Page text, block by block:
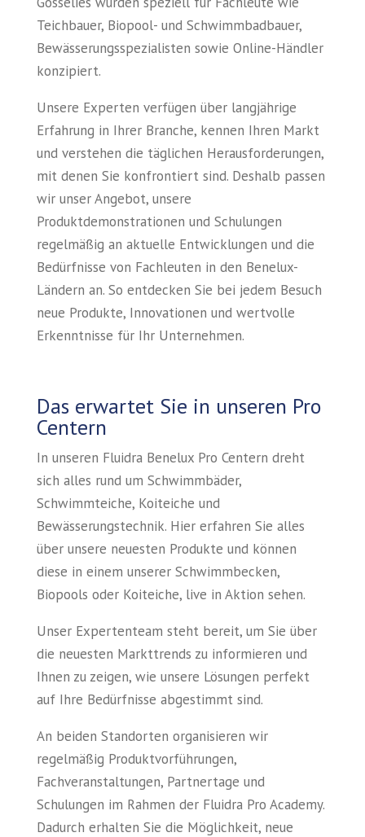
Teichbauer, Biopool- und Schwimmbadbauer,
Bewässerungsspezialisten sowie Online-Händler
konzipiert.​
Unsere Experten verfügen über langjährige
Erfahrung in Ihrer Branche, kennen Ihren Markt
und verstehen die täglichen Herausforderungen,
mit denen Sie konfrontiert sind. Deshalb passen
wir unser Angebot, unsere
Produktdemonstrationen und Schulungen
regelmäßig an aktuelle Entwicklungen und die
Bedürfnisse von Fachleuten in den Benelux-
Ländern an. So entdecken Sie bei jedem Besuch
neue Produkte, Innovationen und wertvolle
Erkenntnisse für Ihr Unternehmen.
Das erwartet Sie in unseren Pro
Centern
In unseren Fluidra Benelux Pro Centern dreht
sich alles rund um Schwimmbäder,
Schwimmteiche, Koiteiche und
Bewässerungstechnik. Hier erfahren Sie alles
über unsere neuesten Produkte und können
diese in einem unserer Schwimmbecken,
Biopools oder Koiteiche, live in Aktion sehen.
Unser Expertenteam steht bereit, um Sie über
die neuesten Markttrends zu informieren und
Ihnen zu zeigen, wie unsere Lösungen perfekt
auf Ihre Bedürfnisse abgestimmt sind.
An beiden Standorten organisieren wir
regelmäßig Produktvorführungen,
Fachveranstaltungen, Partnertage und
Schulungen im Rahmen der Fluidra Pro Academy.
Dadurch erhalten Sie die Möglichkeit, neue